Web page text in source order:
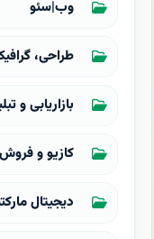
وب|سئو
طراحی،
بازاریابی و
کازیو و
دیجیتال